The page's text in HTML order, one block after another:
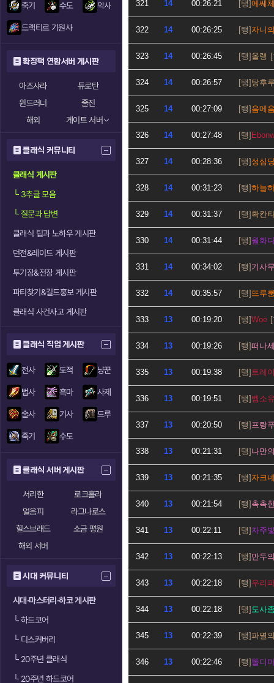
죽기 수도 악사
드랙티르 기원사
확장팩 연합서버 게시판
아즈샤라
듀로탄
윈드러너
줄진
해외
게이트 서버
클래식 커뮤니티
클래식 게시판
└3추글 모음
└질문과 답변
클래식 팁과 노하우 게시판
던전&레이드 게시판
투기장&전장 게시판
파티찾기&길드홍보 게시판
클래식 사건사고 게시판
클래식 직업 게시판
전사 도적 냥꾼
법사 흑마 사제
술사 기사 드루
죽기 수도
클래식 서버 게시판
서리한
로크홀라
얼음피
라그나로스
힐스브래드
소금 평원
해외 서버
시대 커뮤니티
시대·마스터리·하코 게시판
└하드코어
└디스커버리
└20주년 클래식
└20주년 하드코어
321 14 00:26:21 에쎄
322 14 00:26:25 자니
323 14 00:26:45 올랭
324 14 00:26:57 탕후
325 14 00:27:09 음메
326 14 00:27:48
327 14 00:28:36 성심
328 14 00:31:23 하늘
329 14 00:31:37 확칸
330 14 00:31:44 월화
331 14 00:34:02 기사
332 14 00:35:57 뜨루
333 13 00:19:20 Woe
334 13 00:19:26 떠나
335 13 00:19:38 트레
336 13 00:19:51 벰소
337 13 00:20:50 프랑
338 13 00:21:31 나만
339 13 00:21:35 자크
340 13 00:21:54 촉촉
341 13 00:22:11 자주
342 13 00:22:13 만두
343 13 00:22:18 우리
344 13 00:22:18 도사
345 13 00:22:39 파멸
346 13 00:22:46 똘디